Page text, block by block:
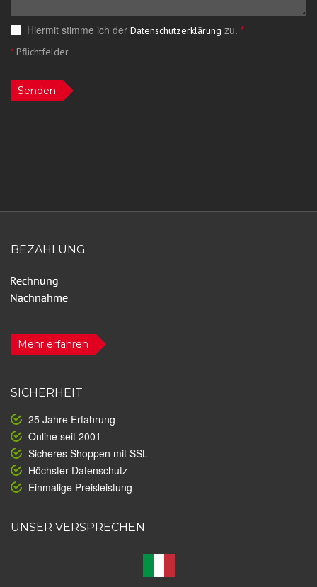
Hiermit stimme ich der Datenschutzerklärung zu. *
*Pflichtfelder
Senden
BEZAHLUNG
Mehr erfahren
SICHERHEIT
25 Jahre Erfahrung
Online seit 2001
Sicheres Shoppen mit SSL
Höchster Datenschutz
Einmalige Preisleistung
UNSER VERSPRECHEN